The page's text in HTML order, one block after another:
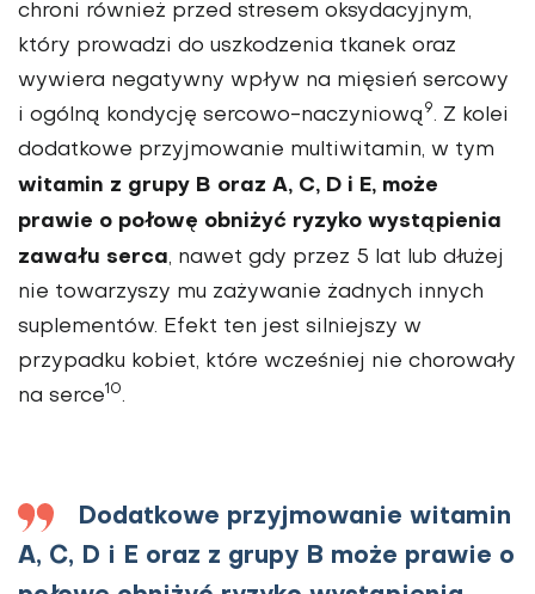
chroni również przed stresem oksydacyjnym,
który prowadzi do uszkodzenia tkanek oraz
wywiera negatywny wpływ na mięsień sercowy
i ogólną kon­dycję sercowo-naczyniową 9. Z kolei
dodatkowe przyjmowa­nie multiwitamin, w tym
witamin z grupy B oraz A, C, D i E, może
prawie o połowę obniżyć ryzyko wystąpienia
zawału serca, nawet gdy przez 5 lat lub dłużej
nie towarzy­szy mu zażywanie żadnych innych
suplementów. Efekt ten jest silniej­szy w
przypadku kobiet, które wcze­śniej nie chorowały
na serce10.
Dodatkowe przyjmowanie witamin
A, C, D i E oraz z grupy B może prawie o